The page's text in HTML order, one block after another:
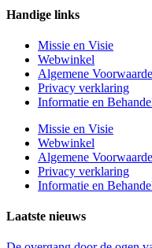
Handige links
Missie en Visie
Webwinkel
Algemene
Privacy verklaring
Informatie en
Missie en Visie
Webwinkel
Algemene
Privacy verklaring
Informatie en
Laatste nieuws